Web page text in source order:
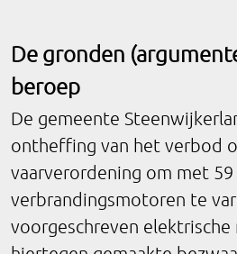
De gronden
beroep
De gemeente
ontheffing van het verbod
vaarverordening om met
verbrandingsmotoren te
voorgeschreven